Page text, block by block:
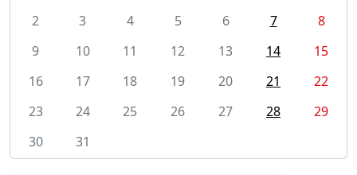
2
3 4 5 6 7
8
9
10 11 12 13 14
15
16
17 18 19 20 21
22
23
24 25 26 27 28
29
30
31